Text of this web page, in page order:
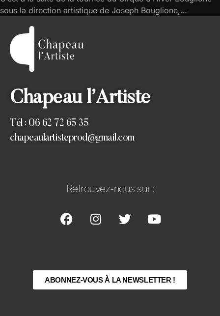
sous la direction artistique de Joseph Bouglione,…
Chapeau l’Artiste
Tél : 06 62 72 65 35
chapeaulartisteprod@gmail.com
Retrouvez-nous sur :
ABONNEZ-VOUS À LA NEWSLETTER !